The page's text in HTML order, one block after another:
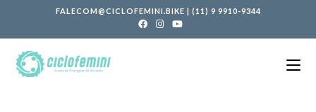
FALECOM@CICLOFEMINI.BIKE | (11) 9 9910-9344